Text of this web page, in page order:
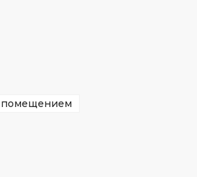
помещением